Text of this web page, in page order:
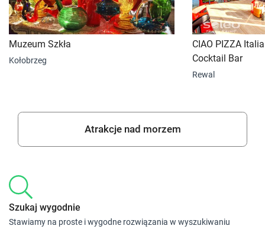
Muzeum Szkła
Kołobrzeg
CIAO PIZZA
Cocktail Bar
Rewal
Atrakcje nad morzem
Szukaj wygodnie
Stawiamy na proste i wygodne rozwiązania w wyszukiwaniu